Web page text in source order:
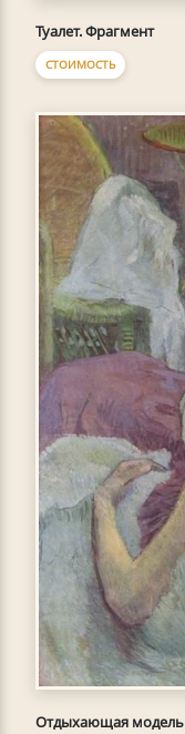
Туалет. Фрагмент
СТОИМОСТЬ
Отдыхающая модель